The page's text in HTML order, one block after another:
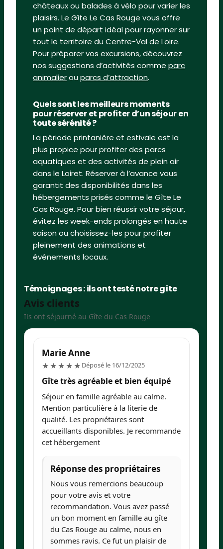
châteaux ou balades à vélo pour varier les
plaisirs. Le Gîte Le Cas Rouge vous offre
un point de départ idéal pour rayonner sur
tout le territoire du Centre-Val de Loire.
Pour préparer vos excursions, découvrez
nos suggestions d’activités comme parc
animalierou parcs d’attraction.
Quels sont les meilleurs moments
pour réserver et profiter d’un séjour en
toute sérénité ?
La période printanière et estivale est la
plus propice pour profiter des parcs
aquatiques et des activités de plein air
dans le Loiret. Réserver à l’avance vous
garantit des disponibilités dans les
hébergements prisés comme le Gîte Le
Cas Rouge. Pour bien réussir votre séjour,
évitez les week-ends prolongés en haute
saison ou choisissez-les pour profiter
pleinement des animations et
événements locaux.
Témoignages : ils ont testé notre gîte
Avis clients
Ils ont séjourné au Gîte du Cas Rouge
Marie Anne
★★★★★ 5/5
Déposé le 16/12/2025
Gîte très agréable et bien équipé
Séjour en famille agréable au calme.
Mention particulière à la literie de
qualité. Les propriétaires sont
accueillants disponibles. Je recommande
cet hébergement
Réponse des propriétaires
Nous vous remercions beaucoup
pour votre avis et votre
recommandation. Vous avez passé
un bon moment en famille au gîte
du Cas Rouge au calme, nous en
sommes ravis. Ce fut un plaisir de